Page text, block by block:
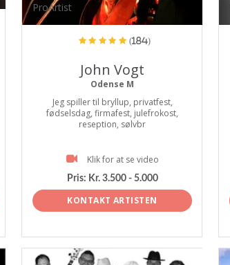
ProArtist
(184)
John Vogt
Odense M
Jeg spiller til bryllup, privatfest,
fødselsdag, firmafest, julefrokost,
reseption, sølvbr
Klik for at se video
Pris: Kr. 3.500 - 5.000
KONTAKT ARTISTEN